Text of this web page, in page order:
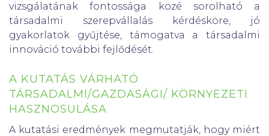
vizsgálatának fontossága közé sorolható a
társadalmi szerepvállalás kérdésköre, jó
gyakorlatok gyűjtése, támogatva a társadalmi
innováció további fejlődését.
A KUTATÁS VÁRHATÓ
TÁRSADALMI/GAZDASÁGI/ KÖRNYEZETI
HASZNOSULÁSA
A kutatási eredmények megmutatják, hogy miért